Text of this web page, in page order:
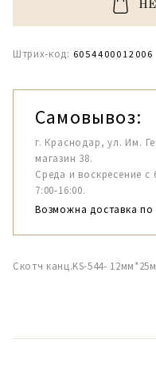
Штрих-код: 6054400012006
Самовывоз:
г. Краснодар, ул. Им.
магазин 38.
Среда и воскресение с
7:00-16:00.
Возможна доставка по
Скотч канц.KS-544-